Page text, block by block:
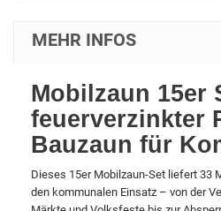
MEHR INFOS
Mobilzaun 15er
feuerverzinkter
Bauzaun für
Dieses 15er Mobilzaun-Set liefert 33
den kommunalen Einsatz – von der